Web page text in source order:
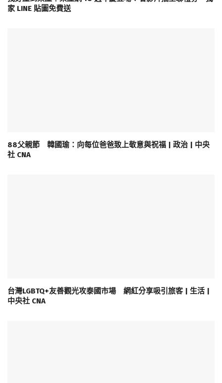
家 LINE 貼圖免費送
88父親節 韓國瑜：向每位爸爸致上敬意與祝福 | 政治 | 中央
社 CNA
台灣LGBTQ+友善觀光攻泰國市場 網紅分享吸引旅客 | 生活 |
中央社 CNA